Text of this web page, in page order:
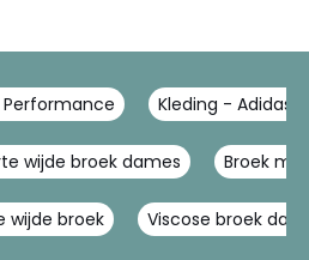
Kleding - Adidas
wijde broek dames Broek
wijde broek Viscose broek